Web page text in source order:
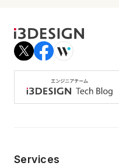
Services